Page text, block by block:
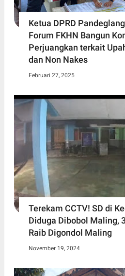
Ketua DPRD
Forum FKHN Bangun
Perjuangkan terkait
dan Non Nakes
Februari 27, 2025
Terekam CCTV! SD di
Diduga Dibobol Maling,
Raib Digondol Maling
November 19, 2024